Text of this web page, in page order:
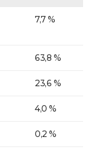
7,7 %
63,8 %
23,6 %
4,0 %
0,2 %